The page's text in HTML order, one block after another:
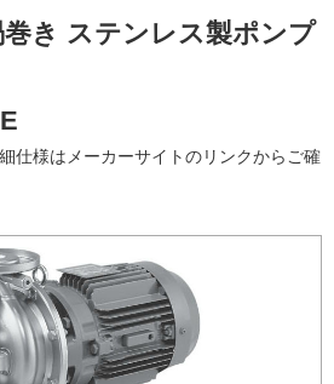
き ステンレス製ポンプ
仕様はメーカーサイトのリンクからご確